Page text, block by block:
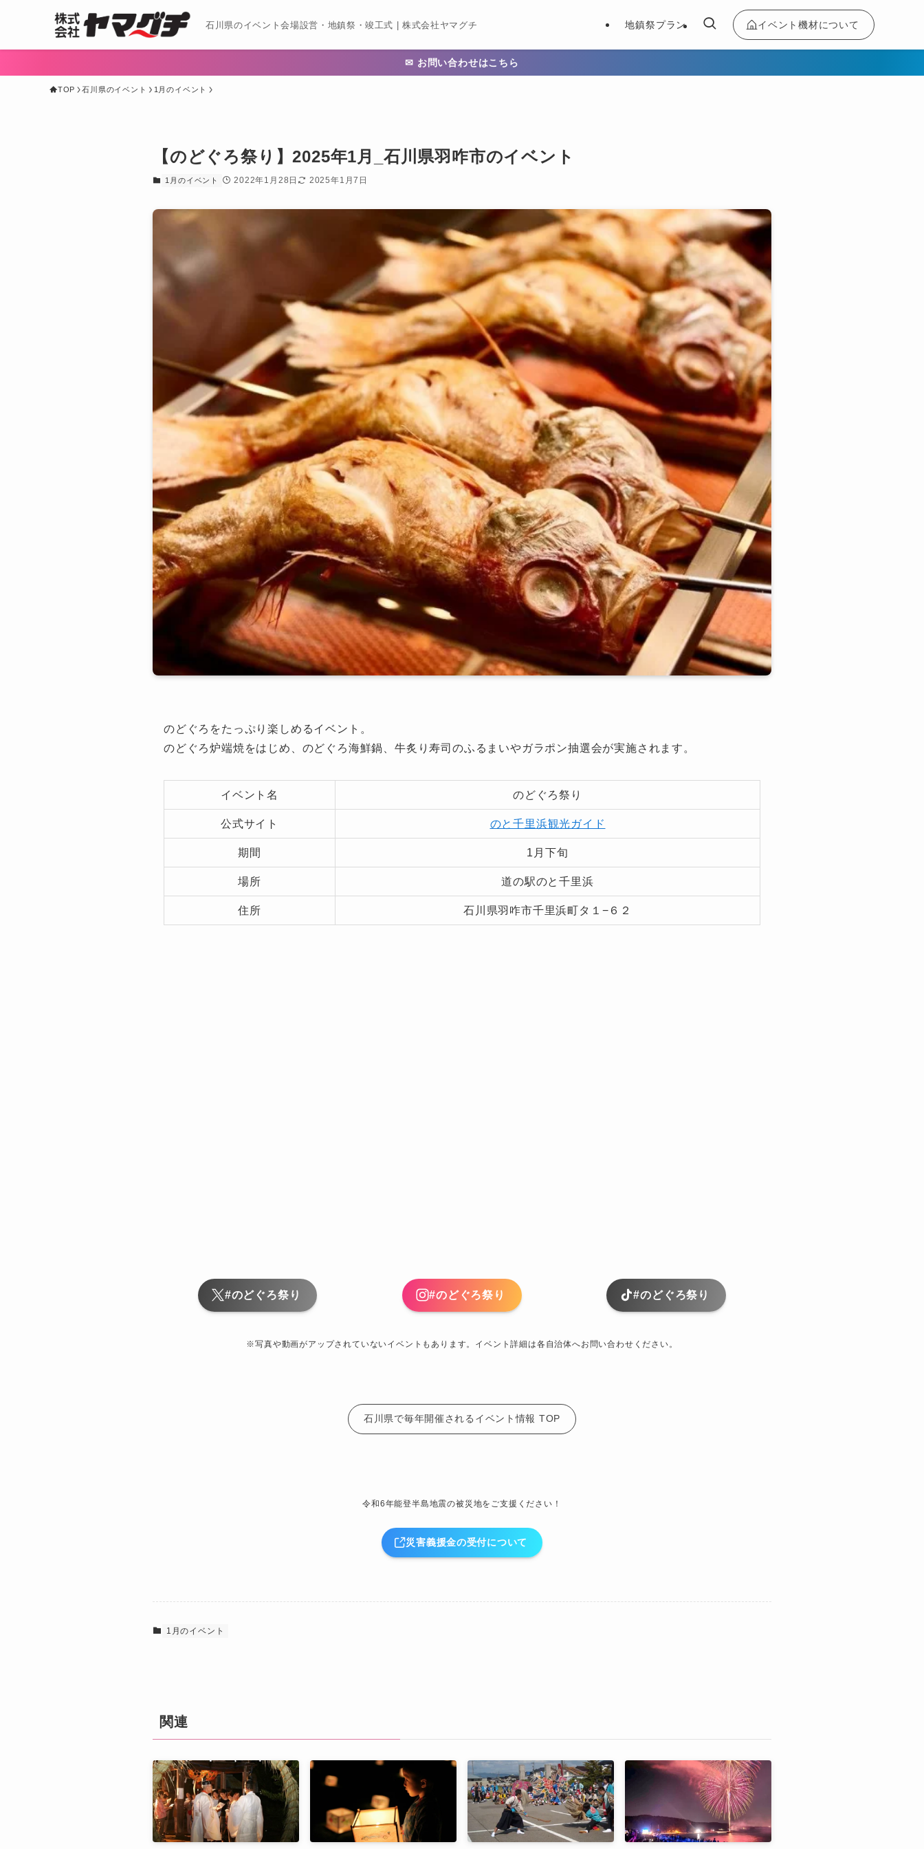
石川県のイベント会場設営・地鎮祭・竣工式 | 株式会社ヤマグチ 地鎮祭プラン イベント機材について
✉ お問い合わせはこちら
TOP 石川県のイベント 1月のイベント
【のどぐろ祭り】2025年1月_石川県羽咋市のイベント
1月のイベント 2022年1月28日 2025年1月7日
のどぐろをたっぷり楽しめるイベント。
のどぐろ炉端焼をはじめ、のどぐろ海鮮鍋、牛炙り寿司のふるまいやガラポン抽選会が実施されます。
イベント名 のどぐろ祭り
公式サイト のと千里浜観光ガイド
期間 1月下旬
場所 道の駅のと千里浜
住所 石川県羽咋市千里浜町タ１−６２
#のどぐろ祭り #のどぐろ祭り #のどぐろ祭り
※写真や動画がアップされていないイベントもあります。イベント詳細は各自治体へお問い合わせください。
石川県で毎年開催されるイベント情報 TOP
令和6年能登半島地震の被災地をご支援ください！
災害義援金の受付について
1月のイベント
関連